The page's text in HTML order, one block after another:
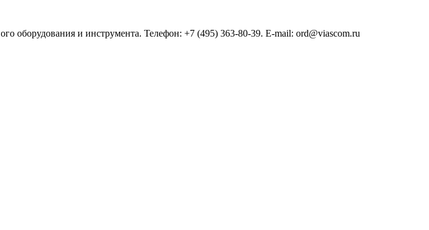
оборудования и инструмента. Телефон: +7 (495) 363-80-39. E-mail: ord@viascom.ru